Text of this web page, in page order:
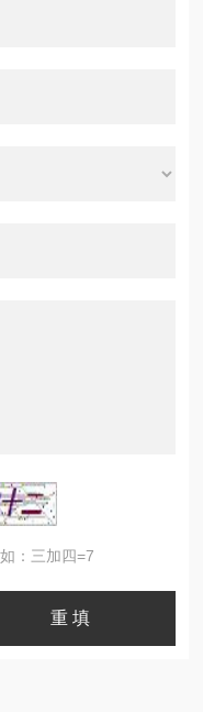
：三加四=7